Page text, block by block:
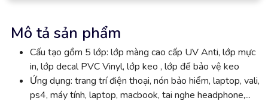
Mô tả sản phẩm
Cấu tạo gồm 5 lớp: lớp màng cao cấp UV Anti, lớp mực
in, lớp decal PVC Vinyl, lớp keo , lớp đế bảo vệ keo
Ứng dụng: trang trí điện thoại, nón bảo hiểm, laptop, vali,
ps4, máy tính, laptop, macbook, tai nghe headphone,...